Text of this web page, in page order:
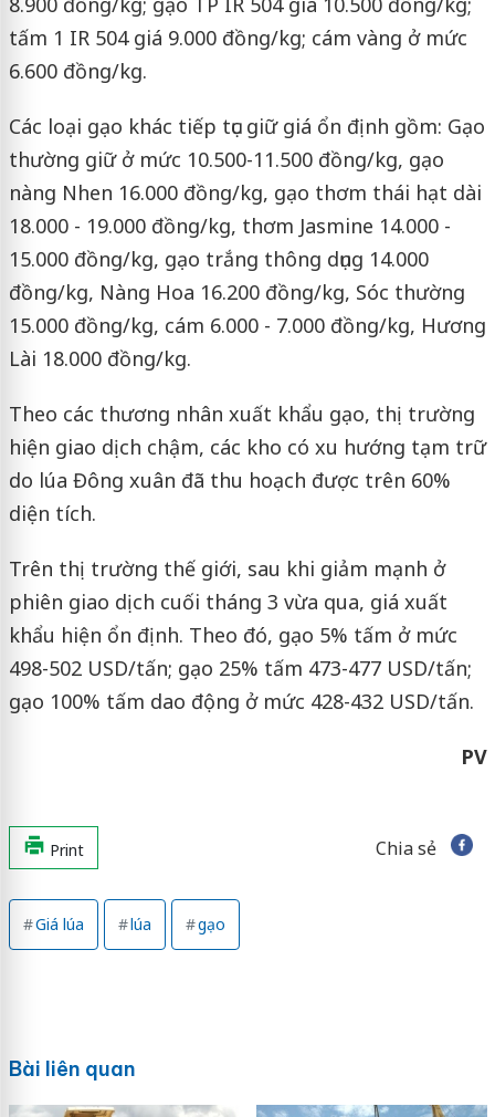
tấm 1 IR 504 giá 9.000 đồng/kg; cám vàng ở mức
6.600 đồng/kg.
Các loại gạo khác tiếp tục giữ giá ổn định gồm: Gạo
thường giữ ở mức 10.500-11.500 đồng/kg, gạo
nàng Nhen 16.000 đồng/kg, gạo thơm thái hạt dài
18.000 - 19.000 đồng/kg, thơm Jasmine 14.000 -
15.000 đồng/kg, gạo trắng thông dụng 14.000
đồng/kg, Nàng Hoa 16.200 đồng/kg, Sóc thường
15.000 đồng/kg, cám 6.000 - 7.000 đồng/kg, Hương
Lài 18.000 đồng/kg.
Theo các thương nhân xuất khẩu gạo, thị trường
hiện giao dịch chậm, các kho có xu hướng tạm trữ
do lúa Đông xuân đã thu hoạch được trên 60%
diện tích.
Trên thị trường thế giới, sau khi giảm mạnh ở
phiên giao dịch cuối tháng 3 vừa qua, giá xuất
khẩu hiện ổn định. Theo đó, gạo 5% tấm ở mức
498-502 USD/tấn; gạo 25% tấm 473-477 USD/tấn;
gạo 100% tấm dao động ở mức 428-432 USD/tấn.
PV
Print Chia sẻ
Giá lúa lúa gạo
Bài liên quan